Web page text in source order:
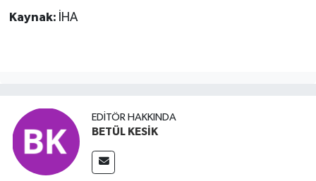
Kaynak: İHA
EDITÖR HAKKINDA
BETÜL KESİK